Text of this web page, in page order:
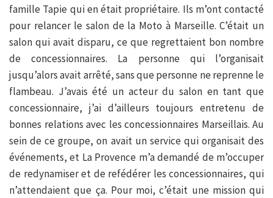
famille Tapie qui en était propriétaire. Ils m’ont contacté
pour relancer le salon de la Moto à Marseille. C’était un
salon qui avait disparu, ce que regrettaient bon nombre
de concessionnaires. La personne qui l’organisait
jusqu’alors avait arrêté, sans que personne ne reprenne le
flambeau. J’avais été un acteur du salon en tant que
concessionnaire, j’ai d’ailleurs toujours entretenu de
bonnes relations avec les concessionnaires Marseillais. Au
sein de ce groupe, on avait un service qui organisait des
événements, et La Provence m’a demandé de m’occuper
de redynamiser et de refédérer les concessionnaires, qui
n’attendaient que ça. Pour moi, c’était une mission qui